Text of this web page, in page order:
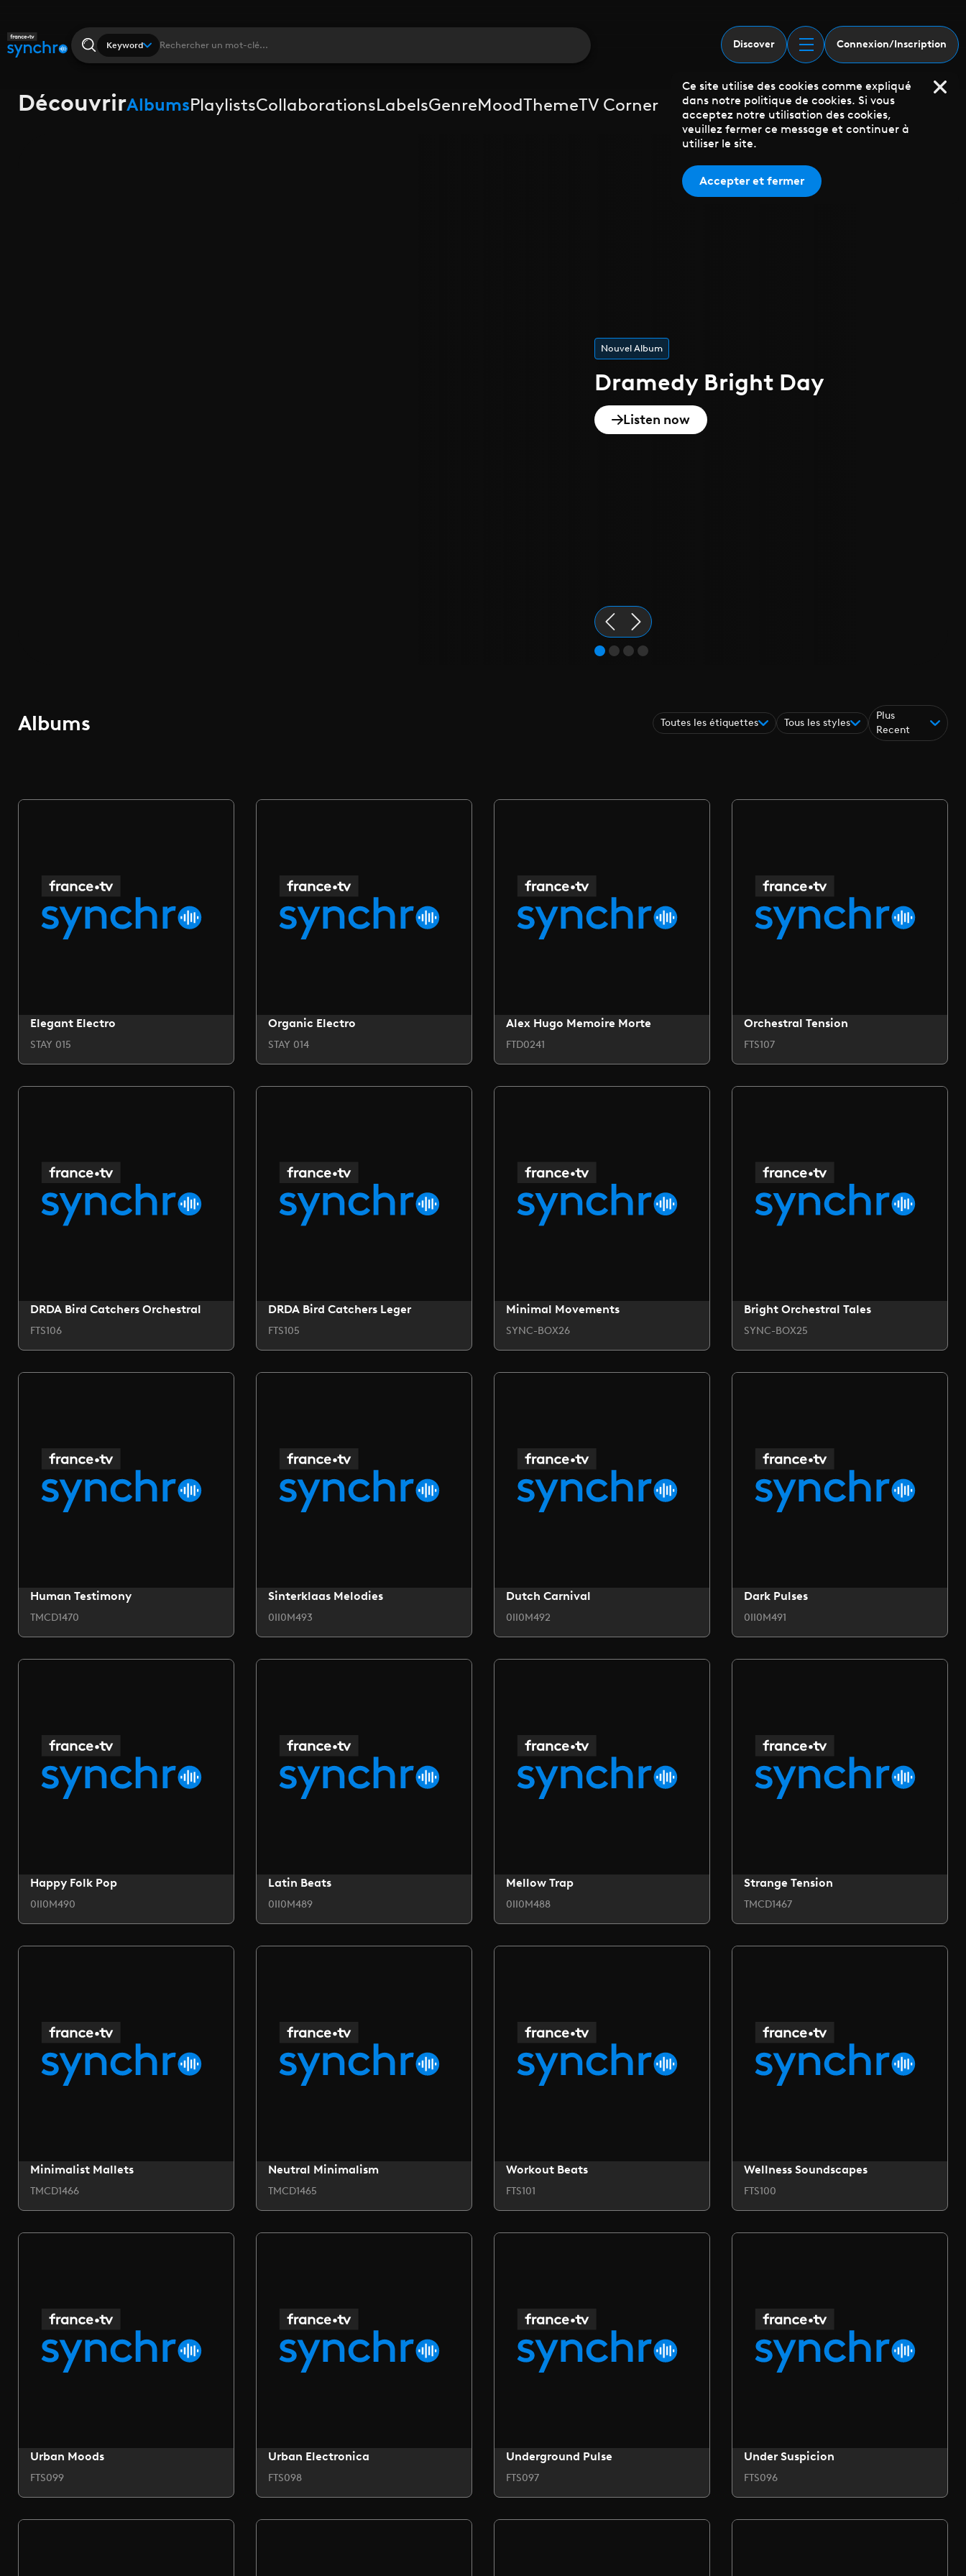
Keyword Discover Connexion/Inscription
DécouvrirAlbumsPlaylistsCollaborationsLabelsGenreMoodThemeTV Corner
Playlist de l'été
Epique
Discover
Albums Toutes les étiquettes Tous les styles
Plus
Recent
Elegant Electro
STAY 015
Organic Electro
STAY 014
Alex Hugo Memoire Morte
FTD0241
Orchestral Tension
FTS107
DRDA Bird Catchers Orchestral
FTS106
DRDA Bird Catchers Leger
FTS105
Minimal Movements
SYNC-BOX26
Bright Orchestral Tales
SYNC-BOX25
Human Testimony
TMCD1470
Sinterklaas Melodies
0II0M493
Dutch Carnival
0II0M492
Dark Pulses
0II0M491
Happy Folk Pop
0II0M490
Latin Beats
0II0M489
Mellow Trap
0II0M488
Strange Tension
TMCD1467
Minimalist Mallets
TMCD1466
Neutral Minimalism
TMCD1465
Workout Beats
FTS101
Wellness Soundscapes
FTS100
Urban Moods
FTS099
Urban Electronica
FTS098
Underground Pulse
FTS097
Under Suspicion
FTS096
Ce site utilise des cookies comme expliqué
dans notre politique de cookies. Si vous
acceptez notre utilisation des cookies,
veuillez fermer ce message et continuer à
utiliser le site.
Accepter et fermer